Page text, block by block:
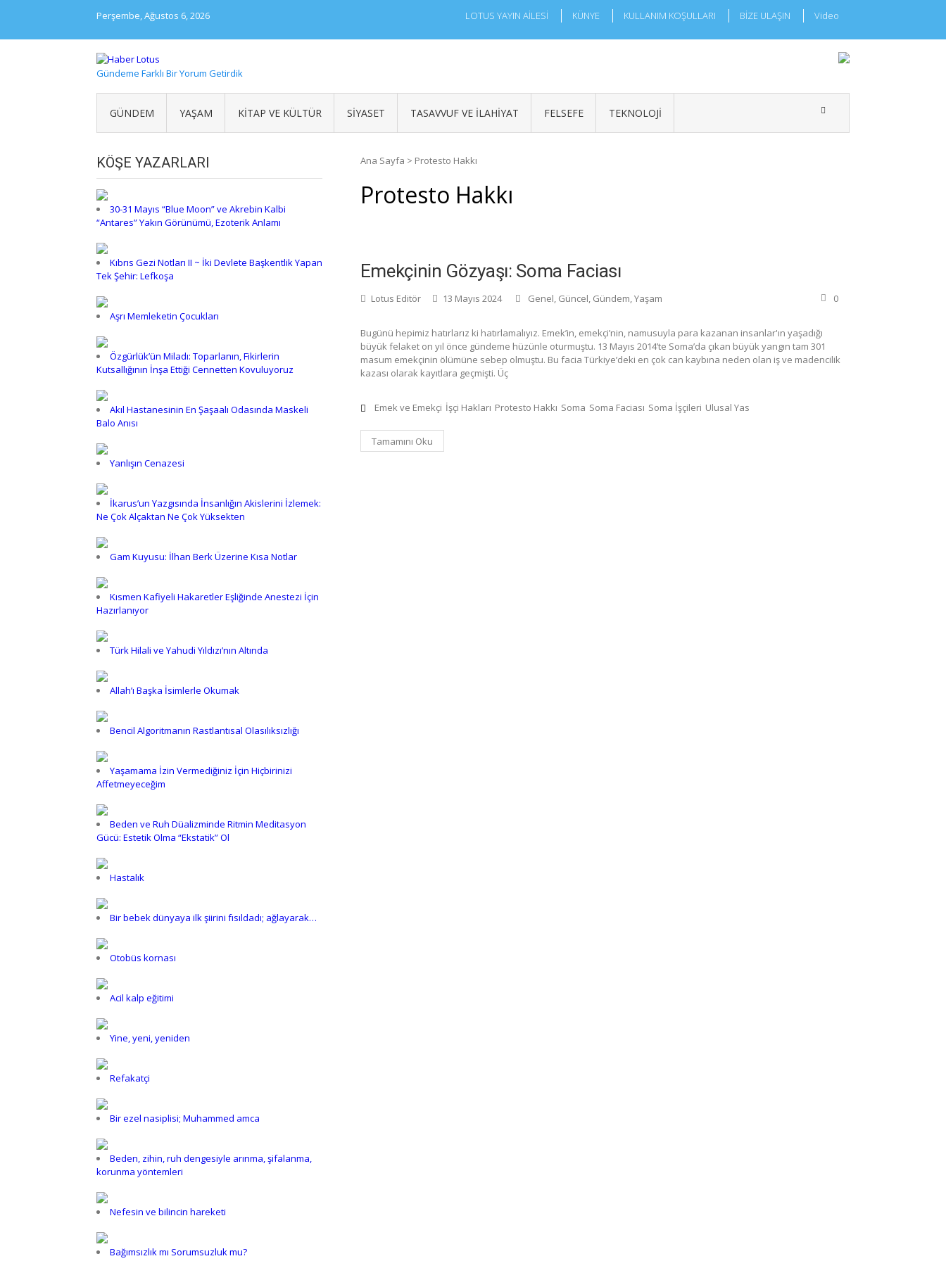
Perşembe, Ağustos 6, 2026 LOTUS YAYIN AİLESİ KÜNYE KULLANIM KOŞULLARI BİZE ULAŞIN Video
Gündeme Farklı Bir Yorum Getirdik
GÜNDEM YAŞAM KITAP VE KÜLTÜR SIYASET TASAVVUF VE İLAHIYAT FELSEFE TEKNOLOJI
Ana Sayfa > Protesto Hakkı
Protesto Hakkı
Emekçinin Gözyaşı: Soma Faciası
Lotus Editör 13 Mayıs 2024 Genel, Güncel, Gündem,Yaşam 0
Bugünü hepimiz hatırlarız ki hatırlamalıyız. Emek’in, emekçi’nin, namusuyla para kazanan insanlar'ın yaşadığı
büyük felaket on yıl önce gündeme hüzünle oturmuştu. 13 Mayıs 2014’te Soma’da çıkan büyük yangın tam 301
masum emekçinin ölümüne sebep olmuştu. Bu facia Türkiye’deki en çok can kaybına neden olan iş ve madencilik
kazası olarak kayıtlara geçmişti. Üç
Emek ve Emekçi İşçi Hakları Protesto Hakkı Soma Soma Faciası Soma İşçileri Ulusal Yas
Tamamını Oku
KÖŞE YAZARLARI
30-31 Mayıs “Blue Moon” ve Akrebin Kalbi
“Antares” Yakın Görünümü, Ezoterik Anlamı
Kıbrıs Gezi Notları II ~ İki Devlete Başkentlik Yapan
Tek Şehir: Lefkoşa
Aşrı Memleketin Çocukları
Özgürlük’ün Miladı: Toparlanın, Fikirlerin
Kutsallığının İnşa Ettiği Cennetten Kovuluyoruz
Akıl Hastanesinin En Şaşaalı Odasında Maskeli
Balo Anısı
Yanlışın Cenazesi
İkarus’un Yazgısında İnsanlığın Akislerini İzlemek:
Ne Çok Alçaktan Ne Çok Yüksekten
Gam Kuyusu: İlhan Berk Üzerine Kısa Notlar
Kısmen Kafiyeli Hakaretler Eşliğinde Anestezi İçin
Hazırlanıyor
Türk Hilali ve Yahudi Yıldızı’nın Altında
Allah’ı Başka İsimlerle Okumak
Bencil Algoritmanın Rastlantısal Olasılıksızlığı
Yaşamama İzin Vermediğiniz İçin Hiçbirinizi
Affetmeyeceğim
Beden ve Ruh Düalizminde Ritmin Meditasyon
Gücü: Estetik Olma “Ekstatik” Ol
Hastalık
Bir bebek dünyaya ilk şiirini fısıldadı; ağlayarak…
Otobüs kornası
Acil kalp eğitimi
Yine, yeni, yeniden
Refakatçi
Bir ezel nasiplisi; Muhammed amca
Beden, zihin, ruh dengesiyle arınma, şifalanma,
korunma yöntemleri
Nefesin ve bilincin hareketi
Bağımsızlık mı Sorumsuzluk mu?